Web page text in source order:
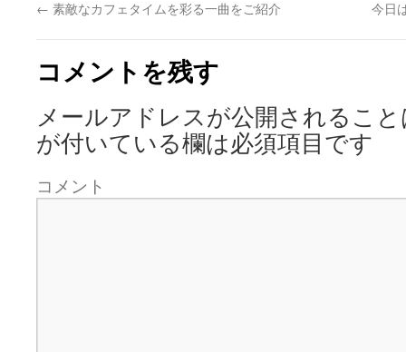
← 素敵なカフェタイムを彩る一曲をご紹介 今日
コメントを残す
メールアドレスが公開されるこ
が付いている欄は必須項目です
コメント